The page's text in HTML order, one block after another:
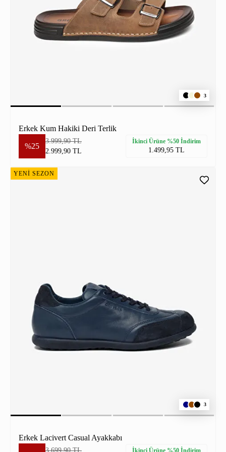
3
Erkek Kum Hakiki Deri Terlik
%25
3.999,90 TL
2.999,90 TL
İkinci Ürüne %50 İndirim
1.499,95 TL
YENİ SEZON
3
Erkek Lacivert Casual Ayakkabı
3.699,90 TL İkinci Ürüne %50 İndirim